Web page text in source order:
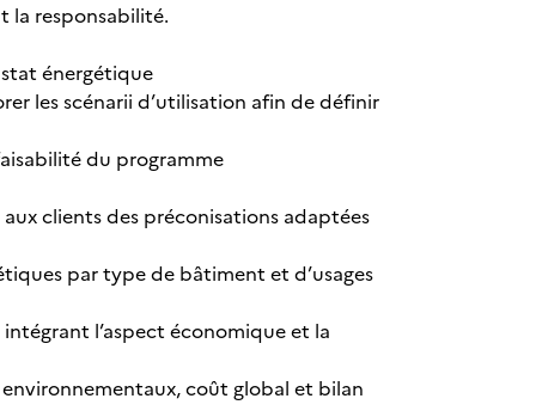
la responsabilité.
énergétique
les scénarii d’utilisation afin de définir
du programme
clients des préconisations adaptées
par type de bâtiment et d’usages
l’aspect économique et la
coût global et bilan